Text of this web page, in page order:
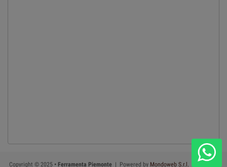
Copyright © 2025 • Ferramenta Piemonte | Powered by Mondoweb S.r.l.